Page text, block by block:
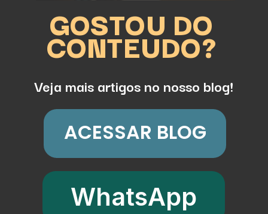
GOSTOU DO
CONTEUDO?
Veja mais artigos no nosso blog!
ACESSAR BLOG
WhatsApp